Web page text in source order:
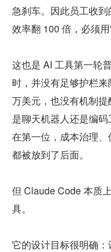
急刹车。因此员工收
效率翻 100 倍，必须用
这也是 AI 工具第一轮
时，并没有足够护栏
万美元，也没有机制
是聊天机器人还是编
在第一位，成本治理
都被放到了后面。
但 Claude Code 本质
具。
它的设计目标很明确